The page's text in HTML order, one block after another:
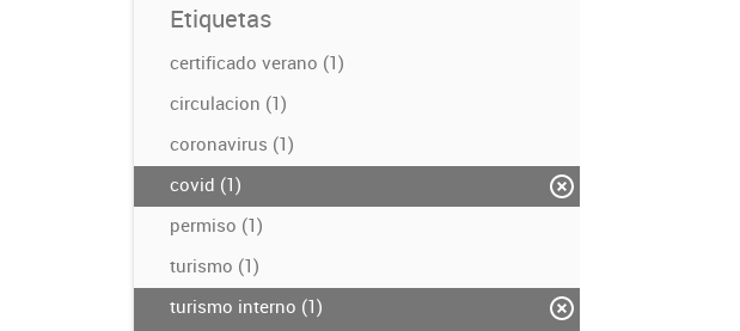
Etiquetas
certificado verano (1)
circulacion (1)
coronavirus (1)
covid (1)
permiso (1)
turismo (1)
turismo interno (1)